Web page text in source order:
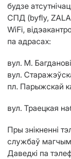
будзе
СПД (byfly,
WiFi,
па адрасах:
вул. М.
вул.
пл. Парыжскай
вул. Траецкая
Пры знікненні
службаў
Даведкі па